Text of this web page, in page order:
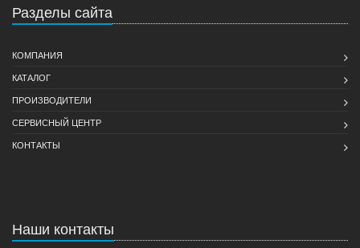
Разделы сайта
КОМПАНИЯ
КАТАЛОГ
ПРОИЗВОДИТЕЛИ
СЕРВИСНЫЙ ЦЕНТР
КОНТАКТЫ
Наши контакты